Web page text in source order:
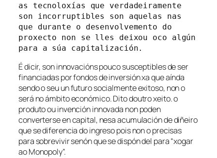
as tecnoloxías que verdadeiramente
son incorruptibles son aquelas nas
que durante o desenvolvemento do
proxecto non se lles deixou oco algún
para a súa capitalización.
É dicir, son innovacións pouco susceptibles de ser
financiadas por fondos de inversión xa que aínda
sendo o seu un futuro socialmente exitoso, non o
será no ámbito económico. Dito doutro xeito. o
produto ou invención innovada non poden
converterse en capital, nesa acumulación de diñeiro
que se diferencia do ingreso pois non o precisas
para sobrevivir senón que se dispón del para “xogar
ao Monopoly”.